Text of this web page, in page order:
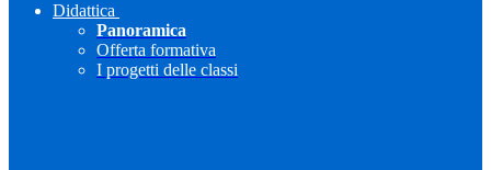
Didattica
Panoramica
Offerta formativa
I progetti delle classi